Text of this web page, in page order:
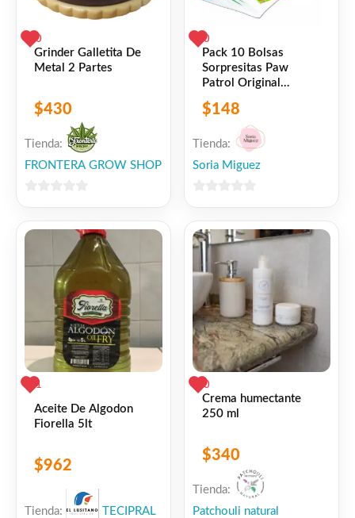
0
Grinder Galletita De
Metal 2 Partes
$430
Tienda:
FRONTERA GROW SHOP
5
0
Pack 10 Bolsas
Sorpresitas Paw
Patrol Original
$148
Tienda:
Soria Miguez
5
1
Aceite De Algodon
Fiorella 5lt
$962
Tienda: TECIPRAL
0
Crema humectante
250 ml
$340
Tienda:
Patchouli natural